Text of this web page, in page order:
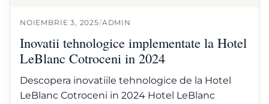
NOIEMBRIE 3, 2025/ADMIN
Inovatii tehnologice implementate la Hotel
LeBlanc Cotroceni in 2024
Descopera inovatiile tehnologice de la Hotel
LeBlanc Cotroceni in 2024 Hotel LeBlanc